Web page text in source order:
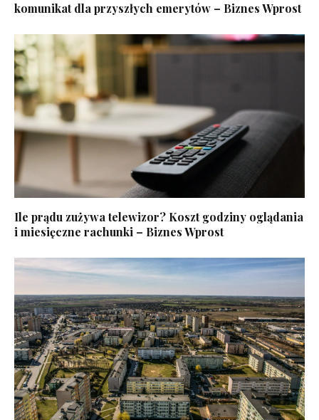
komunikat dla przyszłych emerytów – Biznes Wprost
Ile prądu zużywa telewizor? Koszt godziny oglądania
i miesięczne rachunki – Biznes Wprost